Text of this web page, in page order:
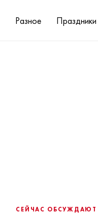
Разное Праздники
СЕЙЧАС ОБСУЖДАЮТ